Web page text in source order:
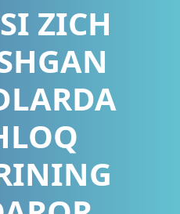
ZICH